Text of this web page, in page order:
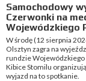
Samochodowy
Czerwonki na
Wojewódzkiego
W środę (12 sierpnia
Olsztyn zagra na
rundzie Wojewódzkiego
Kibice Stomilu
wyjazd na to spotkanie.